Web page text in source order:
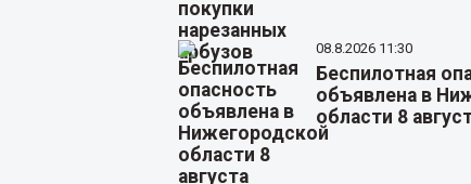
08.8.2026 11:30
Беспилотная
объявлена в
области 8